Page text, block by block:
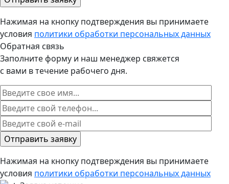
Нажимая на кнопку подтверждения вы принимаете
условия политики обработки персональных данных
Обратная связь
Заполните форму и наш менеджер свяжется
с вами в течение рабочего дня.
Нажимая на кнопку подтверждения вы принимаете
условия политики обработки персональных данных